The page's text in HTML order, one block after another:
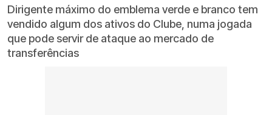
Dirigente máximo do emblema verde e branco tem
vendido algum dos ativos do Clube, numa jogada
que pode servir de ataque ao mercado de
transferências